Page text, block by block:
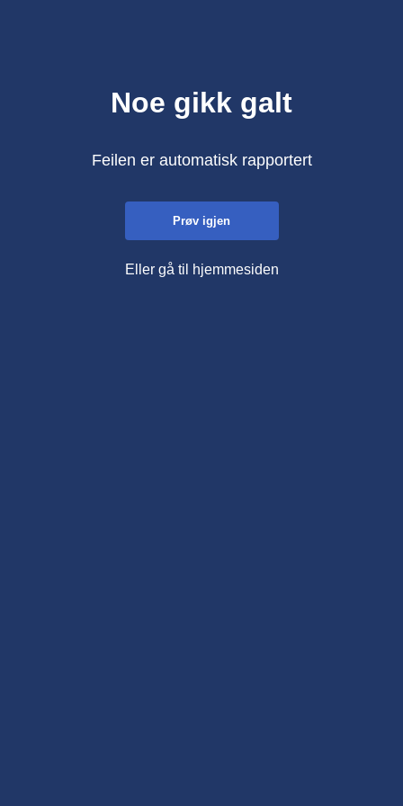
Noe gikk galt
Feilen er automatisk rapportert
Prøv igjen
Eller gå til hjemmesiden